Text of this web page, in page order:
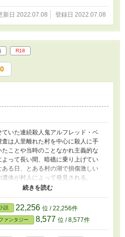
新日 2022.07.08 登録日 2022.07.08
R18
0
ていた連続殺人鬼アルフレッド・ベ
査は人里離れた村を中心に殺人に手
たことや当時のことなかれ主義的な
よって長い間、暗礁に乗り上げてい
ある日、とある村の湖で損傷激しい
体が村人によって発見される。
』を直前に控えていた村人らは、村
嗅ぎ分けることのできる蟲を解放し
跡調査に乗り出すのだが……。 転
、蟲要素有り。胸糞話てんこも
はゼロ！！文章は拙いかもですが、
説 22,256 位 / 22,256件
ァンタジー 8,577 位 / 8,577件